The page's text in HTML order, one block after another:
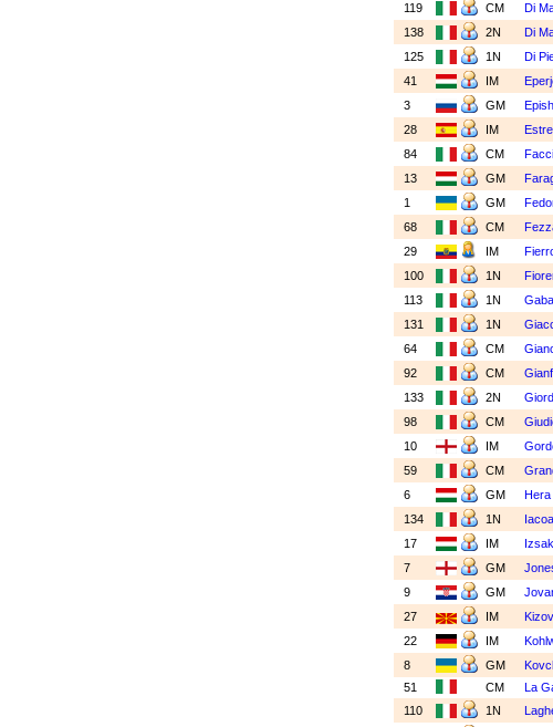
119
CM Di
138
2N Di
125
1N Di
41
IM
3
GM
28
IM
84
CM
13
GM
1
GM
68
CM
29
IM
100
1N
113
1N
131
1N
64
CM
92
CM
133
2N
98
CM
10
IM
59
CM
6
GM Hera
134
1N
17
IM
7
GM
9
GM
27
IM
22
IM
8
GM
51
CM La
110
1N